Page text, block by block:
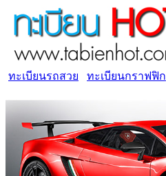
ทะเบียนรถสวย ทะเบียนกราฟฟิก